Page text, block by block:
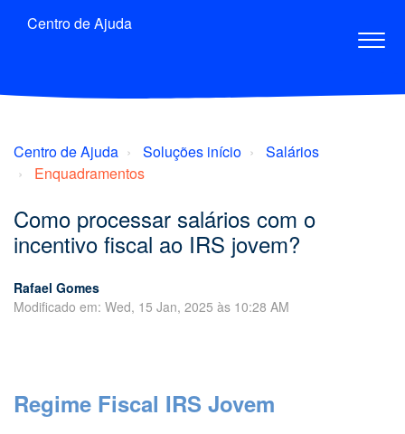
Centro de Ajuda
Centro de Ajuda Soluções início
Salários
Enquadramentos
Como processar salários com o
incentivo fiscal ao IRS jovem?
Rafael Gomes
Modificado em: Wed, 15 Jan, 2025 às 10:28 AM
Regime Fiscal IRS Jovem